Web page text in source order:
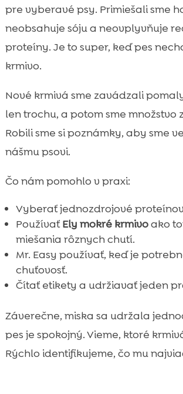
pre vyberavé psy. Primiešali sme
neobsahuje sóju a neovplyvňuje
proteíny. Je to super, keď pes
krmivo.
Nové krmivá sme zavádzali
len trochu, a potom sme množstvo
Robili sme si poznámky, aby sme
nášmu psovi.
Čo nám pomohlo v praxi:
Vyberať jednozdrojové
PoužívaťEly mokré krmivoako
miešania rôznych chutí.
Mr. Easy používať, keď je
chuťovosť.
Čítať etikety a udržiavať jeden
Záverečne, miska sa udržala
pes je spokojný. Vieme, ktoré
Rýchlo identifikujeme, čo mu